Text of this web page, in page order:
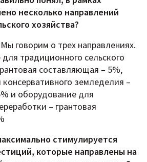
несколько направлений
хозяйства?
говорим о трех направлениях.
традиционного сельского
составляющая – 5%,
земледелия –
и оборудование для
– грантовая
стимулируется
которые направлены на